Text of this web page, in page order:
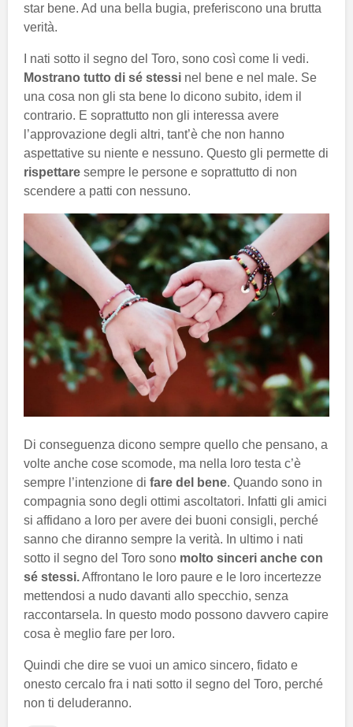
star bene. Ad una bella bugia, preferiscono una brutta
verità.
I nati sotto il segno del Toro, sono così come li vedi.
Mostrano tutto di sé stessi nel bene e nel male. Se
una cosa non gli sta bene lo dicono subito, idem il
contrario. E soprattutto non gli interessa avere
l’approvazione degli altri, tant’è che non hanno
aspettative su niente e nessuno. Questo gli permette di
rispettare sempre le persone e soprattutto di non
scendere a patti con nessuno.
Di conseguenza dicono sempre quello che pensano, a
volte anche cose scomode, ma nella loro testa c’è
sempre l’intenzione di fare del bene. Quando sono in
compagnia sono degli ottimi ascoltatori. Infatti gli amici
si affidano a loro per avere dei buoni consigli, perché
sanno che diranno sempre la verità. In ultimo i nati
sotto il segno del Toro sono molto sinceri anche con
sé stessi.Affrontano le loro paure e le loro incertezze
mettendosi a nudo davanti allo specchio, senza
raccontarsela. In questo modo possono davvero capire
cosa è meglio fare per loro.
Quindi che dire se vuoi un amico sincero, fidato e
onesto cercalo fra i nati sotto il segno del Toro, perché
non ti deluderanno.